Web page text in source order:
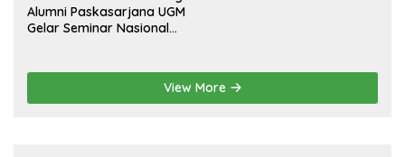
Alumni Paskasarjana UGM
Gelar Seminar Nasional
View More